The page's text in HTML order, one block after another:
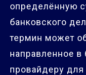
определённую
банковского
термин может
направленное в
провайдеру